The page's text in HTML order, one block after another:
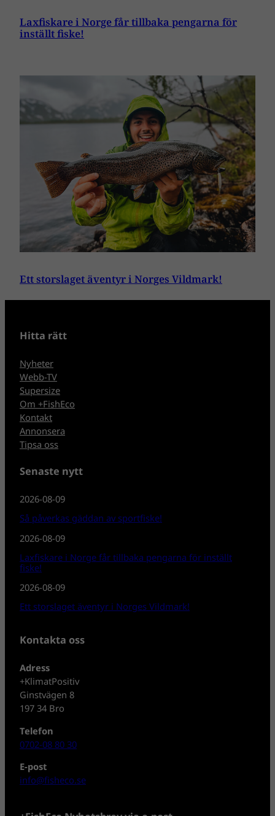
Laxfiskare i Norge får tillbaka pengarna för
inställt fiske!
Ett storslaget äventyr i Norges Vildmark!
Hitta rätt
Nyheter
Webb-TV
Supersize
Om +FishEco
Kontakt
Annonsera
Tipsa oss
Senaste nytt
2026-08-09
Så påverkas gäddan av sportfiske!
2026-08-09
Laxfiskare i Norge får tillbaka pengarna för inställt
fiske!
2026-08-09
Ett storslaget äventyr i Norges Vildmark!
Kontakta oss
Adress
+KlimatPositiv
Ginstvägen 8
197 34 Bro
Telefon
0702-08 80 30
E-post
info@fisheco.se